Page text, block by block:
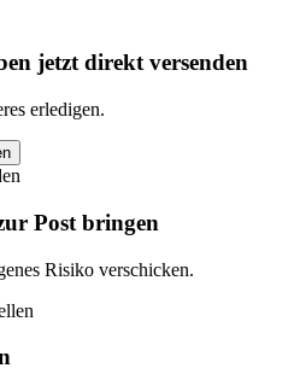
jetzt direkt versenden
erledigen.
Post bringen
Risiko verschicken.